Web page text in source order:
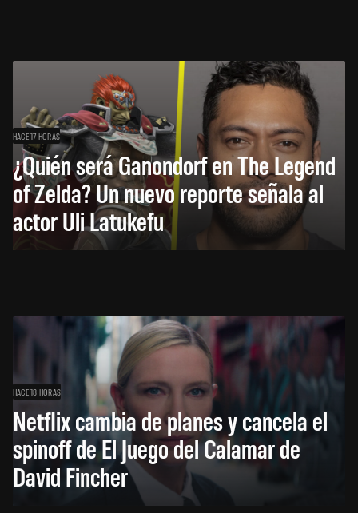
HACE 17 HORAS
¿Quién será Ganondorf en The Legend
of Zelda? Un nuevo reporte señala al
actor Uli Latukefu
HACE 18 HORAS
Netflix cambia de planes y cancela el
spinoff de El Juego del Calamar de
David Fincher